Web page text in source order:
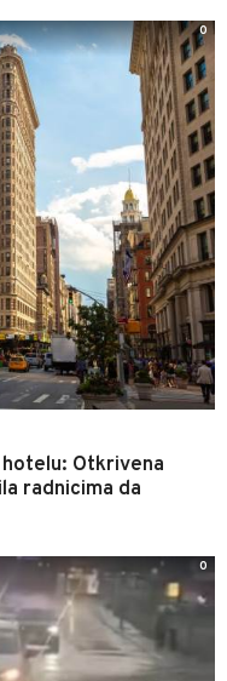
Otkrivena
radnicima da
0
0